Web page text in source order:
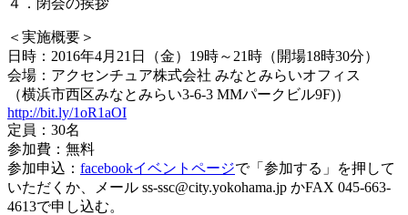
＜実施概要＞
日時：2016年4月21日（金）19時～21時（開場18時30分）
会場：アクセンチュア株式会社 みなとみらいオフィス
（横浜市西区みなとみらい3-6-3 MMパークビル9F)）
http://bit.ly/1oR1aOI
定員：30名
参加費：無料
参加申込： facebookイベントページで「参加する」を押して
いただくか、メール ss-ssc@city.yokohama.jp かFAX 045-663-
4613で申し込む。